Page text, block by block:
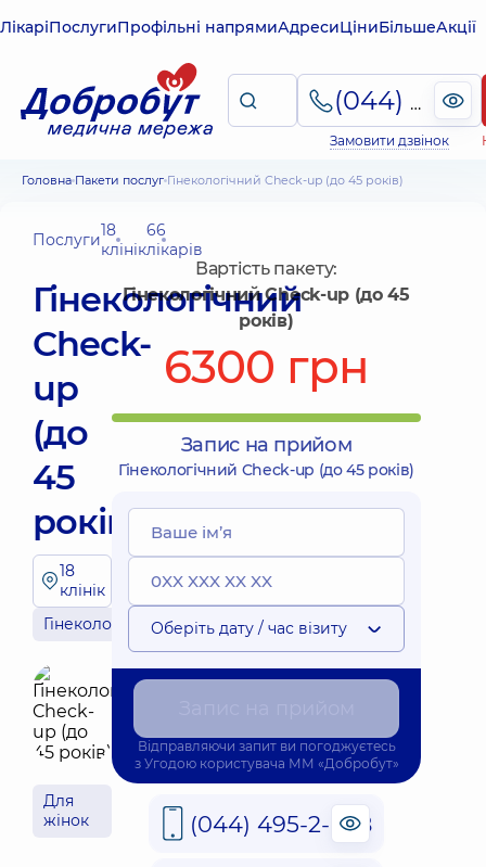
ЛікаріПослугиПрофільні напрямиАдресиЦіниБільшеАкції
(044) 495-2-888
Замовити дзвінок
Головна Пакети послуг Гінекологічний Check-up (до 45 років)
Послуги18
клінік
66
лікарів
Гінекологічний
Check-
up
(до
45
років)
18
клінік
Гінекологія
Для
жінок
Вартість пакету:
Гінекологічний Check-up (до 45
років)
6300 грн
Запис на прийом
Гінекологічний Check-up (до 45 років)
Оберіть дату / час візиту
Відправляючи запит ви погоджуєтесь
з Угодою користувача ММ «Добробут»
(044) 495-2-888